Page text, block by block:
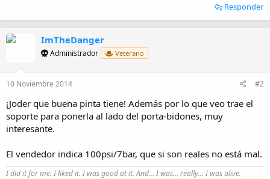
Responder
ImTheDanger
Administrador Veterano
10 Noviembre 2014 #2
¡Joder que buena pinta tiene! Además por lo que veo trae el
soporte para ponerla al lado del porta-bidones, muy
interesante.
El vendedor indica 100psi/7bar, que si son reales no está mal.
I did it for me. I liked it. I was good at it. And... I was... really... I was alive.